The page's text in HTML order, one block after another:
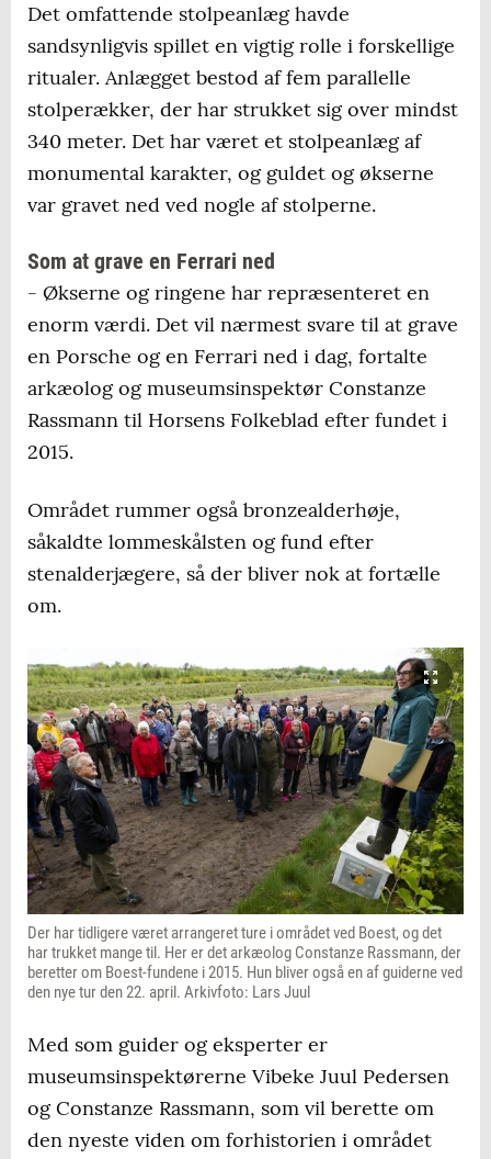
Det omfattende stolpeanlæg havde
sandsynligvis spillet en vigtig rolle i forskellige
ritualer. Anlægget bestod af fem parallelle
stolperækker, der har strukket sig over mindst
340 meter. Det har været et stolpeanlæg af
monumental karakter, og guldet og økserne
var gravet ned ved nogle af stolperne.
Som at grave en Ferrari ned
- Økserne og ringene har repræsenteret en
enorm værdi. Det vil nærmest svare til at grave
en Porsche og en Ferrari ned i dag, fortalte
arkæolog og museumsinspektør Constanze
Rassmann til Horsens Folkeblad efter fundet i
2015.
Området rummer også bronzealderhøje,
såkaldte lommeskålsten og fund efter
stenalderjægere, så der bliver nok at fortælle
om.
Der har tidligere været arrangeret ture i området ved Boest, og det
har trukket mange til. Her er det arkæolog Constanze Rassmann, der
beretter om Boest-fundene i 2015. Hun bliver også en af guiderne ved
den nye tur den 22. april. Arkivfoto: Lars Juul
Med som guider og eksperter er
museumsinspektørerne Vibeke Juul Pedersen
og Constanze Rassmann, som vil berette om
den nyeste viden om forhistorien i området